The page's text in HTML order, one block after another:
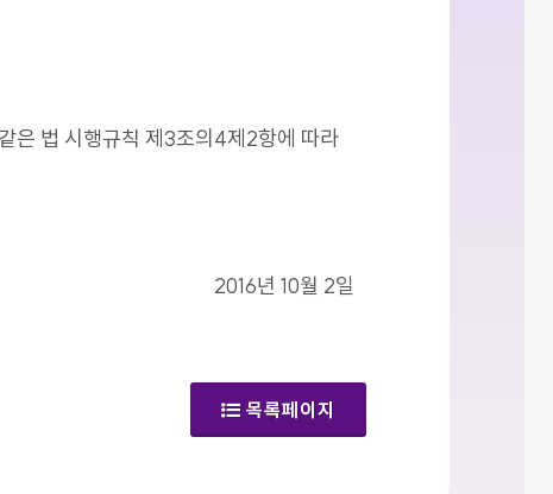
은 법 시행규칙 제3조의4제2항에 따라
2016년 10월 2일
목록페이지